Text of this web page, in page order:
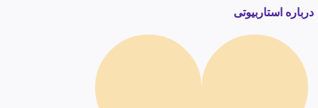
درباره استاربیوتی